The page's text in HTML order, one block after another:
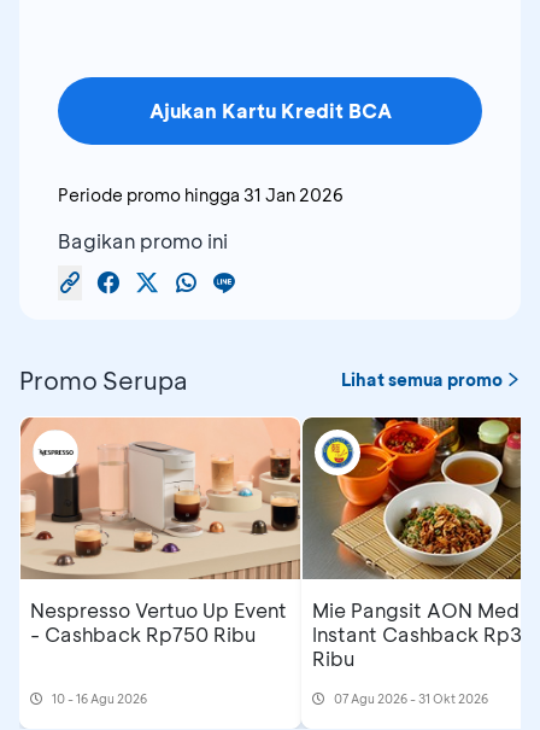
Ajukan Kartu Kredit BCA
Periode promo hingga 31 Jan 2026
Bagikan promo ini
Promo Serupa Lihat semua promo
Nespresso Vertuo Up Event
- Cashback Rp750 Ribu
10 - 16 Agu 2026
Mie Pangsit AON
Instant Cashback Rp35
Ribu
07 Agu 2026 - 31 Okt 2026